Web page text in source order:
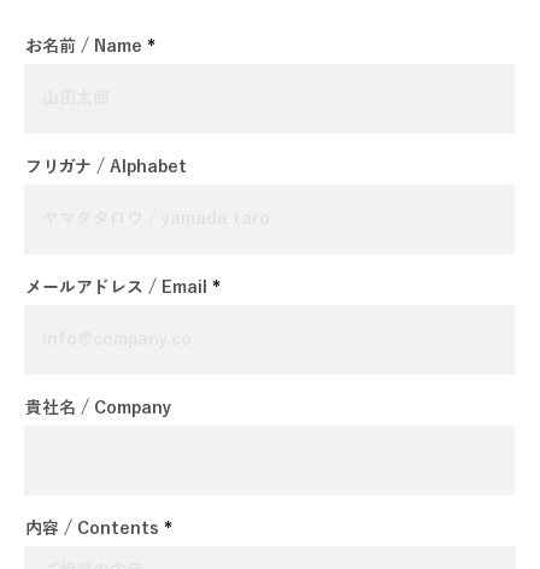
お名前 / Name
フリガナ / Alphabet
メールアドレス / Email
貴社名 / Company
内容 / Contents